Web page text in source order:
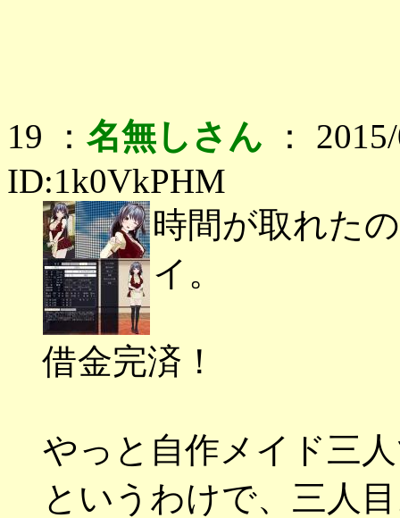
19 ： 名無しさん ：
ID:1k0VkPHM
時間が取れた
イ。
借金完済！
やっと自作メイド三
というわけで、三人